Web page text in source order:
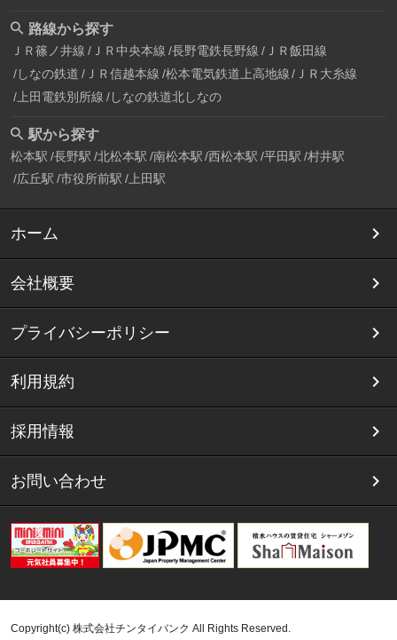
路線から探す
ＪＲ篠ノ井線 ＪＲ中央本線 長野電鉄長野線 ＪＲ飯田線
しなの鉄道 ＪＲ信越本線 松本電気鉄道上高地線
ＪＲ大糸線
上田電鉄別所線 しなの鉄道北しなの
駅から探す
松本駅 長野駅 北松本駅 南松本駅 西松本駅 平田駅 村井駅
広丘駅 市役所前駅 上田駅
ホーム
会社概要
プライバシーポリシー
利用規約
採用情報
お問い合わせ
Copyright(c) 株式会社チンタイバンク All Rights Reserved.